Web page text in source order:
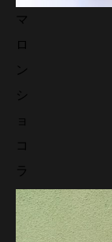
マ
ロ
ン
シ
ョ
コ
ラ